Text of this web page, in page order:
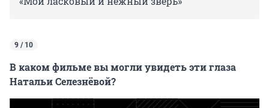
9 / 10
В каком фильме вы могли увидеть эти глаза
Натальи Селезнёвой?